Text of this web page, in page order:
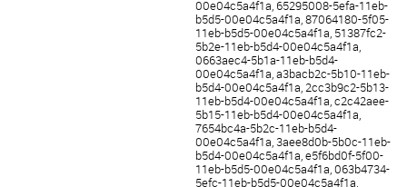
00e04c5a4f1a, 65295008-5efa-11eb-
b5d5-00e04c5a4f1a, 87064180-5f05-
11eb-b5d5-00e04c5a4f1a, 51387fc2-
5b2e-11eb-b5d4-00e04c5a4f1a,
0663aec4-5b1a-11eb-b5d4-
00e04c5a4f1a, a3bacb2c-5b10-11eb-
b5d4-00e04c5a4f1a, 2cc3b9c2-5b13-
11eb-b5d4-00e04c5a4f1a, c2c42aee-
5b15-11eb-b5d4-00e04c5a4f1a,
7654bc4a-5b2c-11eb-b5d4-
00e04c5a4f1a, 3aee8d0b-5b0c-11eb-
b5d4-00e04c5a4f1a, e5f6bd0f-5f00-
11eb-b5d5-00e04c5a4f1a, 063b4734-
5efc-11eb-b5d5-00e04c5a4f1a,